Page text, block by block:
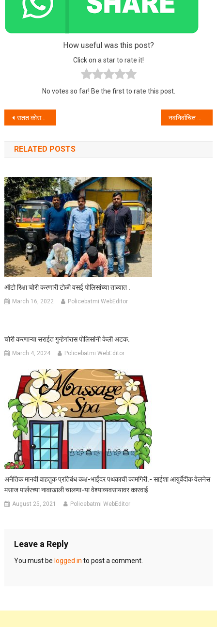
How useful was this post?
Click on a star to rate it!
No votes so far! Be the first to rate this post.
Post navigation
सतत कोसळणाऱ्या पावसामुळे भाईंदर येथे जुन्या इमारतीचा छताचा भाग कोसळून एकाचा मृत्यू . नवनिर्वाचित आयुक्त यांच्या सावधगिरीमुळे व अथक प्रयत्नामुळे मीरा भाईंदर कोविड मुक्त .
RELATED POSTS
ऑटो रिक्षा चोरी करणारी टोळी वसई पोलिसांच्या ताब्यात .
March 16, 2022 Policebatmi WebEditor
चोरी करणाऱ्या सराईत गुन्हेगांरास पोलिसांनी केली अटक.
March 4, 2024 Policebatmi WebEditor
अनैतिक मानवी वाहतुक प्रतिबंध कक्ष-भाईंदर पथकाची कामगिरी.- साईशा आयुर्वेदीक वेलनेस
मसाज पार्लरच्या नावाखाली चालणा-या वेश्याव्यवसायावर कारवाई
August 25, 2021 Policebatmi WebEditor
Leave a Reply
You must be logged in to post a comment.